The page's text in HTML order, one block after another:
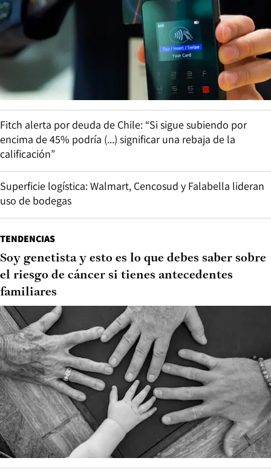
Fitch alerta por deuda de Chile: “Si sigue subiendo por
encima de 45% podría (...) significar una rebaja de la
calificación”
Superficie logística: Walmart, Cencosud y Falabella lideran
uso de bodegas
TENDENCIAS
Soy genetista y esto es lo que debes saber sobre
el riesgo de cáncer si tienes antecedentes
familiares